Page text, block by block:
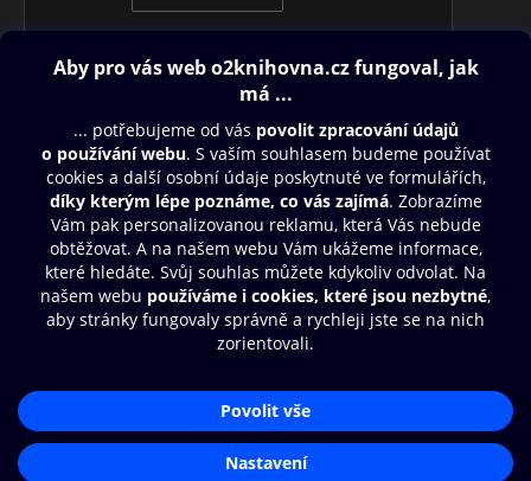
Obsah ke stažení
Moje O2 Knihovna
Další zábava
© O2 Czech Republic a.s.
Zásady zpracování osobních údajůAplikace O2 Knihovna
Čti a poslouchej své e-knihy a